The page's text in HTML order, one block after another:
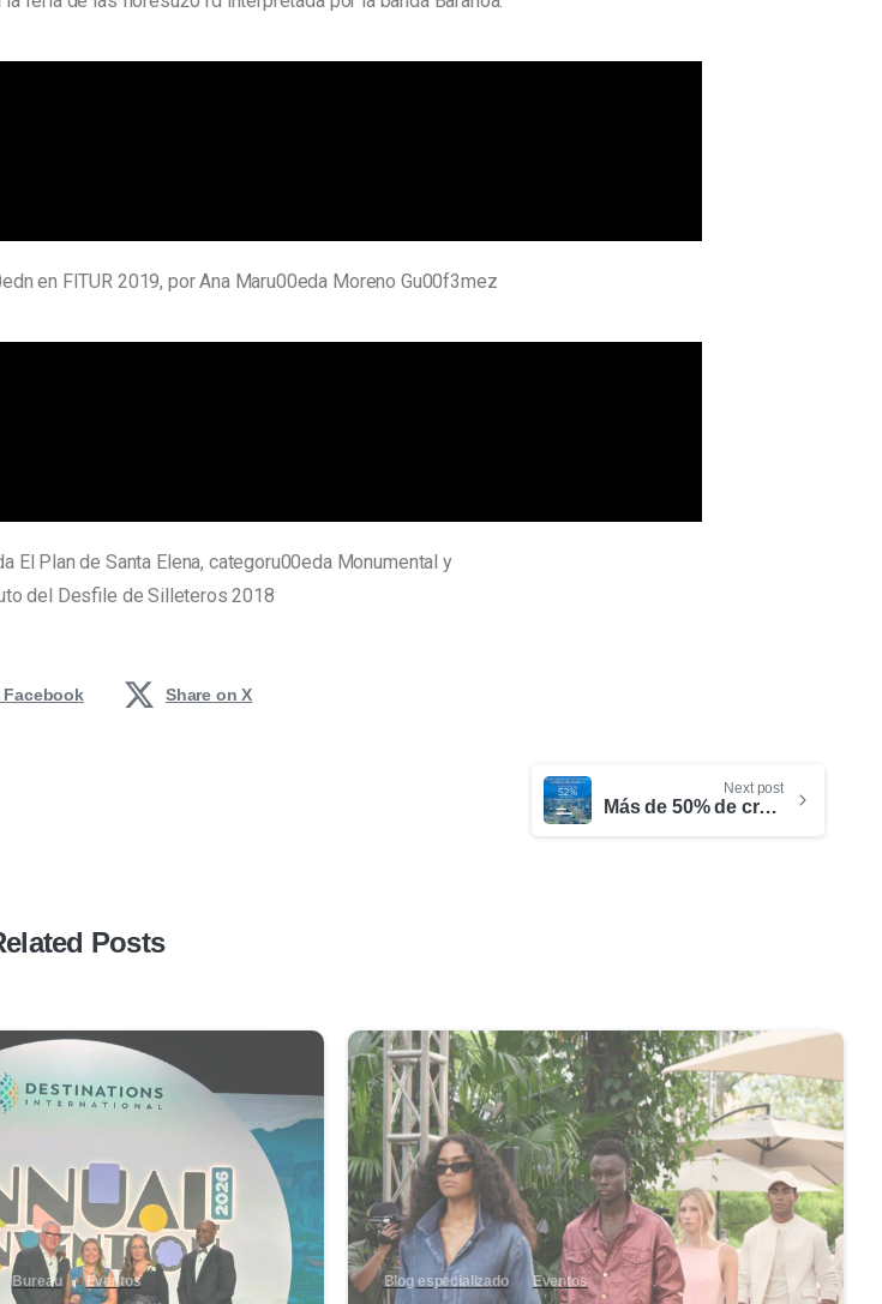
en FITUR 2019, por Ana Maru00eda Moreno Gu00f3mez
El Plan de Santa Elena, categoru00eda Monumental y
del Desfile de Silleteros 2018
Facebook Share on X
Next post
Más de 50% de crecimiento en llegada de extranjeros registra Medellín en los últimos tres años
Posts
Bureau Eventos Blog especializado Eventos